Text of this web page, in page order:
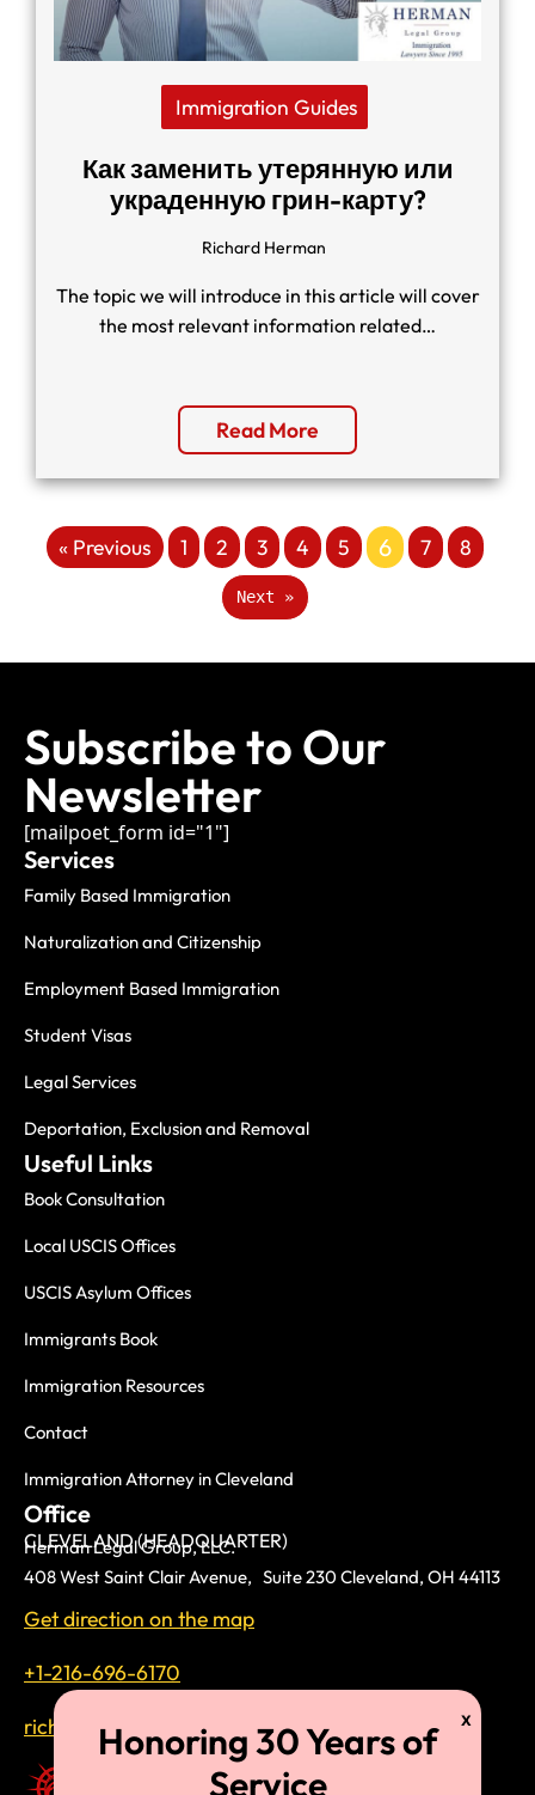
Immigration Guides
Как заменить утерянную или
украденную грин-карту?
Richard Herman
The topic we will introduce in this article will cover
the most relevant information related…
Read More
« Previous 1 2 3 4 5 6 7 8
Next »
Subscribe to Our
Newsletter
[mailpoet_form id="1"]
Services
Family Based Immigration
Naturalization and Citizenship
Employment Based Immigration
Student Visas
Legal Services
Deportation, Exclusion and Removal
Useful Links
Book Consultation
Local USCIS Offices
USCIS Asylum Offices
Immigrants Book
Immigration Resources
Contact
Immigration Attorney in Cleveland
Office
CLEVELAND (HEADQUARTER)
Herman Legal Group, LLC.
408 West Saint Clair Avenue, Suite 230 Cleveland, OH 44113
Get direction on the map
+1-216-696-6170
richardtmherman@gmail.com